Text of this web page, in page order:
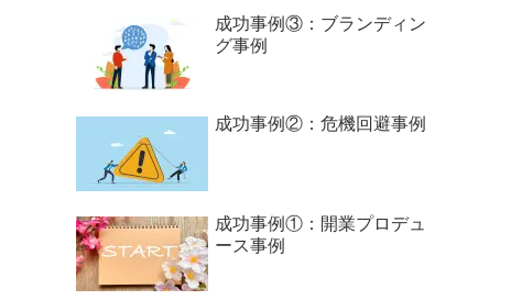
成功事例③：ブランディン
グ事例
成功事例②：危機回避事例
成功事例①：開業プロデュ
ース事例